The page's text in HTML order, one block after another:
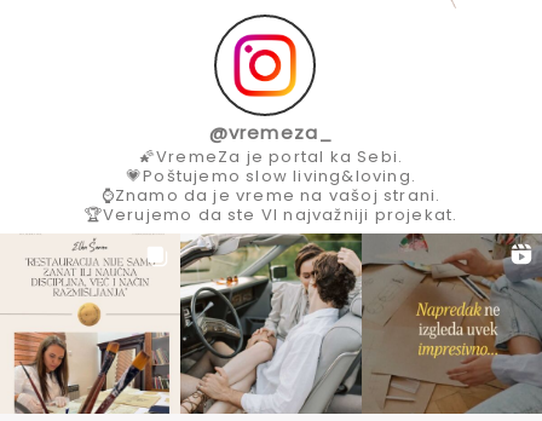
@vremeza_
🌠VremeZa je portal ka Sebi.
💗Poštujemo slow living&loving.
⌚Znamo da je vreme na vašoj strani.
🏆Verujemo da ste VI najvažniji projekat.